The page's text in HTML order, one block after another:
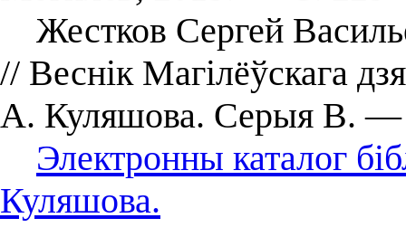
Жестков Сергей
// Веснік Магілёўскага
А. Куляшова. Серыя В.
Электронны каталог
Куляшова.